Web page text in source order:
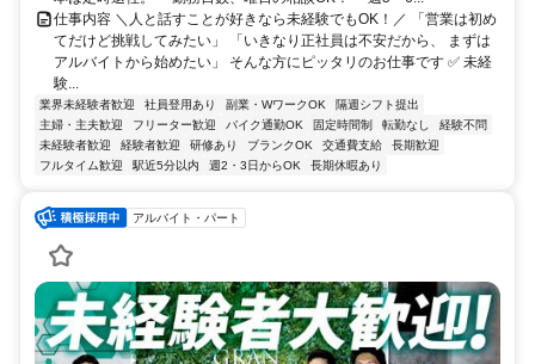
仕事内容 ＼人と話すことが好きなら未経験でもOK！／ 「営業は初め
てだけど挑戦してみたい」 「いきなり正社員は不安だから、 まずは
アルバイトから始めたい」 そんな方にピッタリのお仕事です ✅ 未経
験...
業界未経験者歓迎 社員登用あり 副業・WワークOK
隔週シフト提出
主婦・主夫歓迎
フリーター歓迎 バイク通勤OK 固定時間制 転勤なし
経験不問
未経験者歓迎
経験者歓迎 研修あり ブランクOK 交通費支給
長期歓迎
フルタイム歓迎
駅近5分以内 週2・3日からOK 長期休暇あり
アルバイト・パート